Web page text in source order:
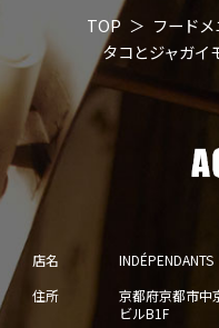
TOP フード
タコとジャガイ
店名
住所
京都府京都市中
ビルB1F